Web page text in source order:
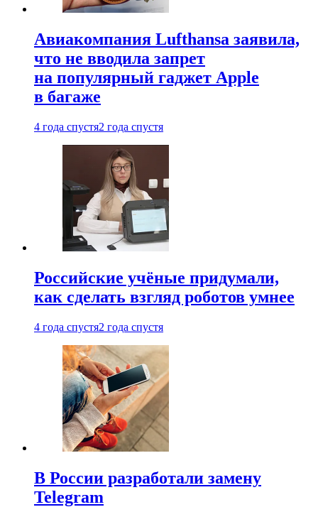
Авиакомпания Lufthansa заявила,
что не вводила запрет
на популярный гаджет Apple
в багаже
4 года спустя2 года спустя
Российские учёные придумали,
как сделать взгляд роботов умнее
4 года спустя2 года спустя
В России разработали замену
Telegram